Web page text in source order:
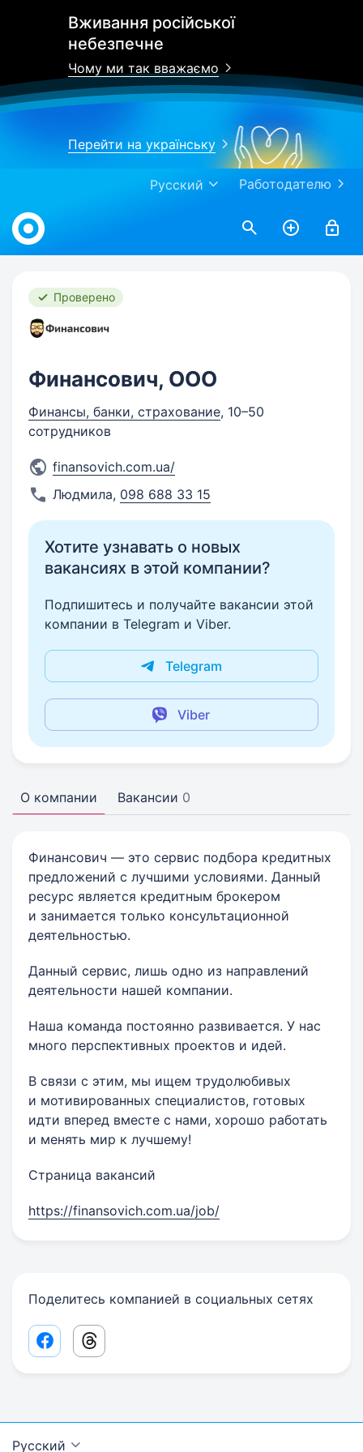
Вживання російської
небезпечне
Чому ми так вважаємо
Перейти на українську
Работодателю
Русский
Work.ua
Проверено
Финансович, ООО
Финансы, банки, страхование, 10–50
сотрудников
finansovich.com.ua/
Людмила, 098 688 33 15
Хотите узнавать о новых
вакансиях в этой компании?
Подпишитесь и получайте вакансии этой
компании в Telegram и Viber.
Telegram
Viber
О компании Вакансии 0
Финансович — это сервис подбора кредитных
предложений с лучшими условиями. Данный
ресурс является кредитным брокером
и занимается только консультационной
деятельностью.
Данный сервис, лишь одно из направлений
деятельности нашей компании.
Наша команда постоянно развивается. У нас
много перспективных проектов и идей.
В связи с этим, мы ищем трудолюбивых
и мотивированных специалистов, готовых
идти вперед вместе с нами, хорошо работать
и менять мир к лучшему!
Страница вакансий
https://finansovich.com.ua/job/
Поделитесь компанией в социальных сетях
Facebook share link
Threads share link
Русский